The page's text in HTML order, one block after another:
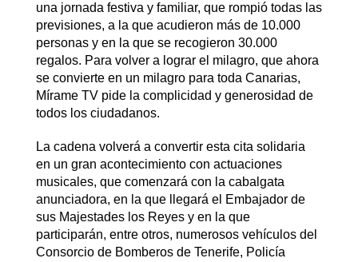
una jornada festiva y familiar, que rompió todas las
previsiones, a la que acudieron más de 10.000
personas y en la que se recogieron 30.000
regalos. Para volver a lograr el milagro, que ahora
se convierte en un milagro para toda Canarias,
Mírame TV pide la complicidad y generosidad de
todos los ciudadanos.
La cadena volverá a convertir esta cita solidaria
en un gran acontecimiento con actuaciones
musicales, que comenzará con la cabalgata
anunciadora, en la que llegará el Embajador de
sus Majestades los Reyes y en la que
participarán, entre otros, numerosos vehículos del
Consorcio de Bomberos de Tenerife, Policía